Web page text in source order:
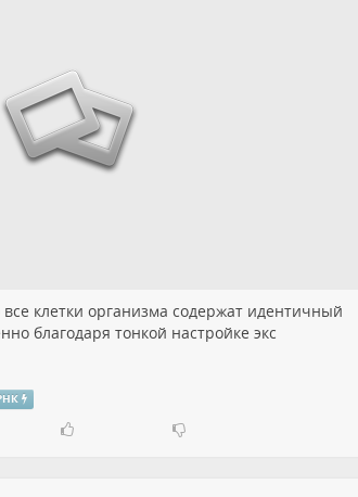
клетки организма содержат идентичный
благодаря тонкой настройке экс